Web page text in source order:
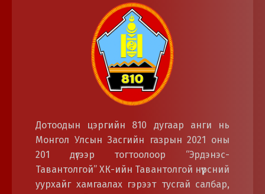
Дотоодын цэргийн 810 дугаар анги нь
Монгол Улсын Засгийн газрын 2021 оны
201 дүгээр тогтоолоор “Эрдэнэс-
Тавантолгой” ХК-ийн Тавантолгой нүүрсний
уурхайг хамгаалах гэрээт тусгай салбар,